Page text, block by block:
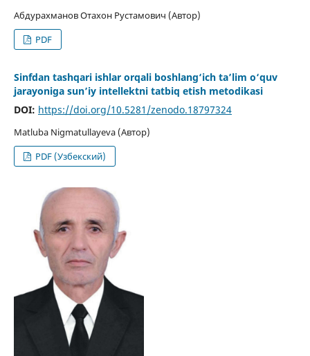
Абдурахманов Отахон Рустамович (Автор)
PDF
Sinfdan tashqari ishlar orqali boshlang‘ich ta’lim o‘quv
jarayoniga sun’iy intellektni tatbiq etish metodikasi
DOI: https://doi.org/10.5281/zenodo.18797324
Matluba Nigmatullayeva (Автор)
PDF (Узбекский)